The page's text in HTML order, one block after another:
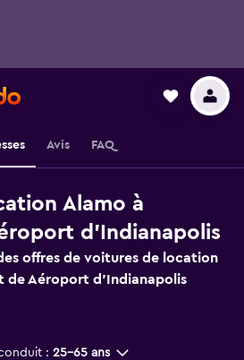
Avis FAQ
Alamo à
d'Indianapolis
offres de voitures de location
de Aéroport d'Indianapolis
: 25-65 ans